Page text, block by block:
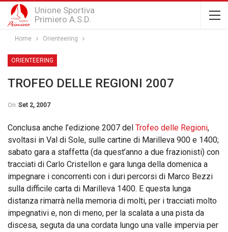
Unione Sportiva
Primiero A.S.D.
Home Orienteering
ORIENTEERING
TROFEO DELLE REGIONI 2007
On Set 2, 2007
Conclusa anche l’edizione 2007 del Trofeo delle Regioni,
svoltasi in Val di Sole, sulle cartine di Marilleva 900 e 1400;
sabato gara a staffetta (da quest’anno a due frazionisti) con
tracciati di Carlo Cristellon e gara lunga della domenica a
impegnare i concorrenti con i duri percorsi di Marco Bezzi
sulla difficile carta di Marilleva 1400. E questa lunga
distanza rimarrà nella memoria di molti, per i tracciati molto
impegnativi e, non di meno, per la scalata a una pista da
discesa, seguta da una cordata lungo una valle impervia per